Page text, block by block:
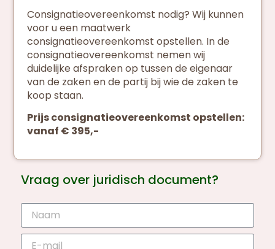
Vraag over juridisch document?
Consignatieovereenkomst nodig? Wij kunnen
voor u een maatwerk
consignatieovereenkomst opstellen. In de
consignatieovereenkomst nemen wij
duidelijke afspraken op tussen de eigenaar
van de zaken en de partij bij wie de zaken te
koop staan.
Prijs consignatieovereenkomst opstellen:
vanaf € 395,-